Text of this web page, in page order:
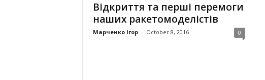
Відкриття та перші перемоги
наших ракетомоделістів
Марченко Ігор - October 8, 2016 0